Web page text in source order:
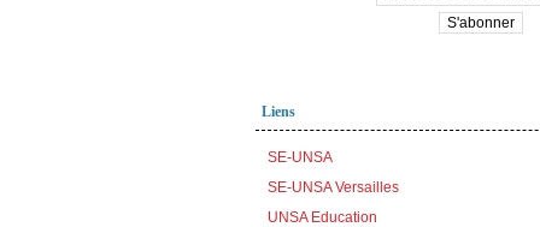
Liens
SE-UNSA
SE-UNSA Versailles
UNSA Education